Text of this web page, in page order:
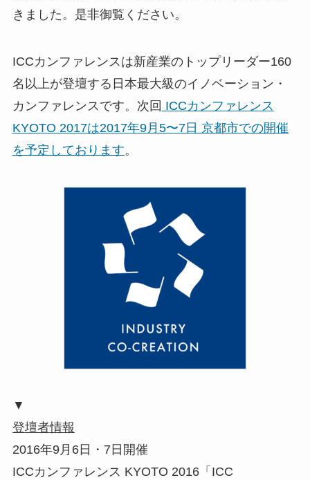
きました。是非御覧ください。
ICCカンファレンスは新産業のトップリーダー160
名以上が登壇する日本最大級のイノベーション・
カンファレンスです。次回 ICCカンファレンス
KYOTO 2017は2017年9月5〜7日 京都市での開催
を予定しております。
▼
登壇者情報
2016年9月6日・7日開催
ICCカンファレンス KYOTO 2016「ICC